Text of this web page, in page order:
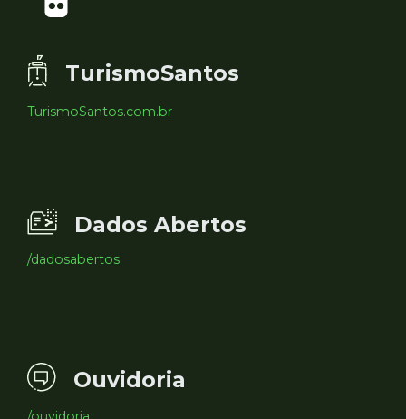
TurismoSantos
TurismoSantos.com.br
Dados Abertos
/dadosabertos
Ouvidoria